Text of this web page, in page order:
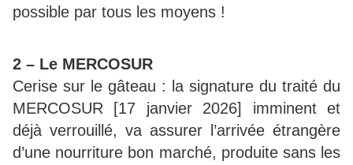
possible par tous les moyens !
2 – Le MERCOSUR
Cerise sur le gâteau : la signature du traité du
MERCOSUR [17 janvier 2026] imminent et
déjà verrouillé, va assurer l’arrivée étrangère
d’une nourriture bon marché, produite sans les